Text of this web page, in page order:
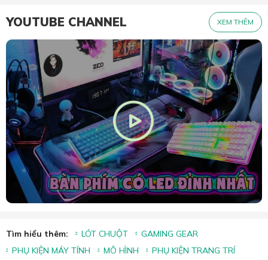
YOUTUBE CHANNEL XEM THÊM
Tìm hiểu thêm: LÓT CHUỘT
GAMING GEAR
PHỤ KIỆN MÁY TÍNH
MÔ HÌNH
PHỤ KIỆN TRANG TRÍ